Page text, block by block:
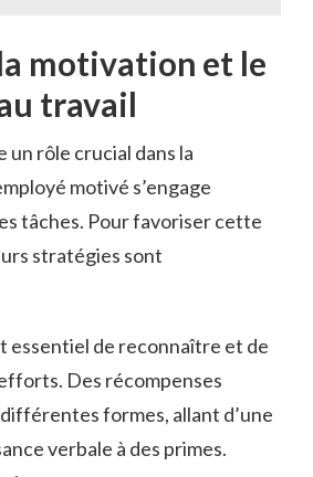
motivation et le
travail
un rôle crucial dans la
motivé s’engage
tâches. Pour favoriser cette
stratégies sont
essentiel de reconnaître et de
Des récompenses
formes, allant d’une
verbale à des primes.